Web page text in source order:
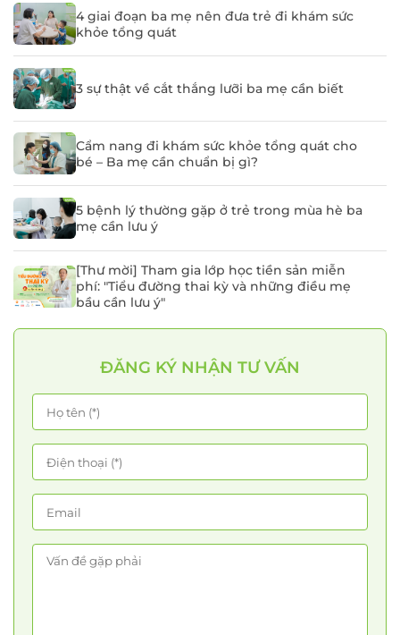
4 giai đoạn ba mẹ nên đưa trẻ đi khám sức
khỏe tổng quát
3 sự thật về cắt thắng lưỡi ba mẹ cần biết
Cẩm nang đi khám sức khỏe tổng quát cho
bé – Ba mẹ cần chuẩn bị gì?
5 bệnh lý thường gặp ở trẻ trong mùa hè ba
mẹ cần lưu ý
[Thư mời] Tham gia lớp học tiền sản miễn
phí: "Tiểu đường thai kỳ và những điều mẹ
bầu cần lưu ý"
ĐĂNG KÝ NHẬN TƯ VẤN